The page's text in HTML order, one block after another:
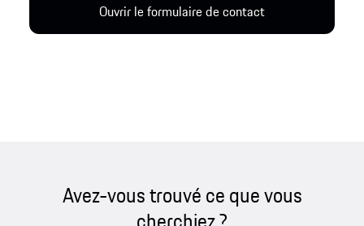
Ouvrir le formulaire de contact
Avez-vous trouvé ce que vous